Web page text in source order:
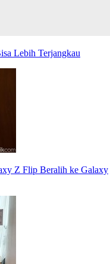
Lebih Terjangkau
Z Flip Beralih ke Galaxy